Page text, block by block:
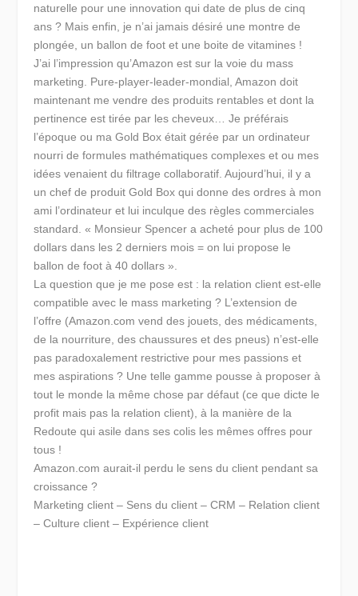
naturelle pour une innovation qui date de plus de cinq
ans ? Mais enfin, je n’ai jamais désiré une montre de
plongée, un ballon de foot et une boite de vitamines !
J’ai l’impression qu’Amazon est sur la voie du mass
marketing. Pure-player-leader-mondial, Amazon doit
maintenant me vendre des produits rentables et dont la
pertinence est tirée par les cheveux… Je préférais
l’époque ou ma Gold Box était gérée par un ordinateur
nourri de formules mathématiques complexes et ou mes
idées venaient du filtrage collaboratif. Aujourd’hui, il y a
un chef de produit Gold Box qui donne des ordres à mon
ami l’ordinateur et lui inculque des règles commerciales
standard. « Monsieur Spencer a acheté pour plus de 100
dollars dans les 2 derniers mois = on lui propose le
ballon de foot à 40 dollars ».
La question que je me pose est : la relation client est-elle
compatible avec le mass marketing ? L’extension de
l’offre (Amazon.com vend des jouets, des médicaments,
de la nourriture, des chaussures et des pneus) n’est-elle
pas paradoxalement restrictive pour mes passions et
mes aspirations ? Une telle gamme pousse à proposer à
tout le monde la même chose par défaut (ce que dicte le
profit mais pas la relation client), à la manière de la
Redoute qui asile dans ses colis les mêmes offres pour
tous !
Amazon.com aurait-il perdu le sens du client pendant sa
croissance ?
Marketing client – Sens du client – CRM – Relation client
– Culture client – Expérience client